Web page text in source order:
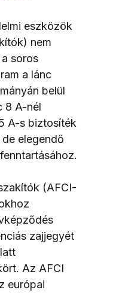
eszközök
nem
soros
a lánc
belül
8 A-nél
A-s biztosíték
elegendő
(AFCI-
zajjegyét
Az AFCI
európai